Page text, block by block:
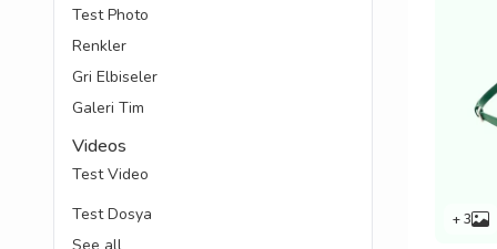
Videos
Test Photo
Test Video
Test Dosya
Renkler
Gri Elbiseler
Galeri Tim
+ 3